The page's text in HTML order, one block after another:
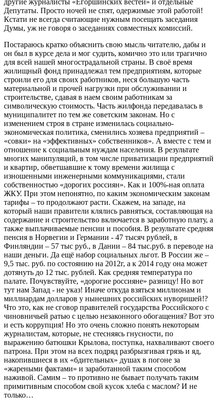
другие журналисты «Егоршинских вестей» и отдельные
Депутаты. Просто ночей не спят, одержимые этой работой!
Кстати не всегда считающие нужным посещать заседания
Думы, уж не говоря о заседаниях совместных комиссий.
Постараюсь кратко объяснить свою мысль читателю, дабы и
он был в курсе дела и мог судить, комично это или трагично
для всей нашей многострадальной страны. В своё время
жилищный фонд принадлежал тем предприятиям, которые
строили его для своих работников, неся большую часть
материальной и прочей нагрузки при обслуживании и
строительстве, сдавая в наем своим работникам за
символическую стоимость. Часть жилфонда передавалась в
муниципалитет по тем же советским законам. Но с
изменением строя в стране изменилась социально-
экономическая политика, сменились хозяева предприятий –
«совки» на «эффективных» собственников». А вместе с тем и
отношение к социальным нуждам населения. В результате
многих манипуляций, в том числе приватизации предприятий
и квартир, обветшавшие к тому времени жилища с
изношенными инженерными коммуникациями, стали
собственностью «дорогих россиян». Как и 100%-ная оплата
ЖКУ. При этом непонятно, по каким экономическим законам
тарифы – то продолжают расти. Скажем, на западе, на
который наши правители клялись равняться, составляющая на
содержание и строительство включается в заработную плату, а
также выплачиваемые пенсии и пособия. В результате средняя
пенсия в Норвегии и Германии - 47 тысяч рублей, в
Финляндии – 57 тыс руб., в Дании – 84 тыс.руб. в переводе на
наши деньги. Да ещё набор социальных льгот. В России же –
9,5 тыс. руб. по состоянию на 2012г, а к 2014 году она может
дотянуть до 12 тыс. рублей. Как средняя температура по
палате. Почувствуйте, «дорогие россияне» разницу! Но вот
тут нам Запад - не указ! Иначе откуда взяться миллионам и
миллиардам долларов у нынешних российских нуворишей!?
Что это, как не сговор правителей государства Российского с
чиновничьей ратью с целью незаконного обогащения? Вот это
и есть коррупция! Но это очень сложно понять некоторым
журналистам, которые, не стесняясь гнусности, по
выражению батюшки Крылова, поступка, нахваливают своего
патрона. При этом на всех подряд разбрызгивая грязь и яд,
накопившиеся в их «бдительных» душах в погоне за
«жареными фактами» и заработанной таким способом
наживой. Самим – то противно не бывает получать таким
примитивным способом свой кусок хлеба с маслом? И не
только…